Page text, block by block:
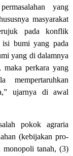
yang
masyarakat
pada konflik
isi bumi yang pada
yang di dalamnya
maka perkara yang
mempertaruhkan
ujarnya di awal
pokok agraria
(kebijakan pro-
monopoli tanah, (3)